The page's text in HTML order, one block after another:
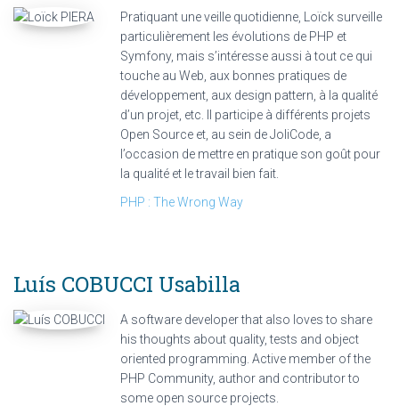
Pratiquant une veille quotidienne, Loïck surveille
particulièrement les évolutions de PHP et
Symfony, mais s’intéresse aussi à tout ce qui
touche au Web, aux bonnes pratiques de
développement, aux design pattern, à la qualité
d’un projet, etc. Il participe à différents projets
Open Source et, au sein de JoliCode, a
l’occasion de mettre en pratique son goût pour
la qualité et le travail bien fait.
PHP : The Wrong Way
Luís COBUCCI Usabilla
A software developer that also loves to share
his thoughts about quality, tests and object
oriented programming. Active member of the
PHP Community, author and contributor to
some open source projects.